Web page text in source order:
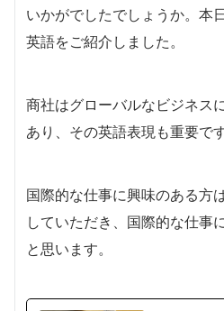
いかがでしたでしょうか。本
英語をご紹介しました。
商社はグローバルなビジネス
あり、その英語表現も重要です
国際的な仕事に興味のある方
していただき、国際的な仕事
と思います。